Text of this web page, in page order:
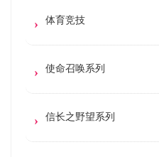
体育竞技
使命召唤系列
信长之野望系列